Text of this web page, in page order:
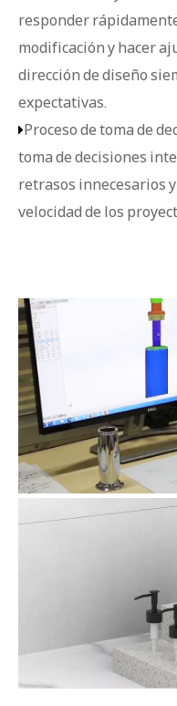
responder
modificación y hacer
dirección de diseño
expectativas.
Proceso de toma de
toma de decisiones
retrasos innecesarios
velocidad de los